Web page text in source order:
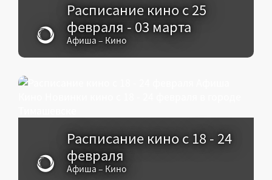
Расписание кино с 25
февраля - 03 марта
Афиша – Кино
Расписание кино с 18 - 24
февраля
Афиша – Кино